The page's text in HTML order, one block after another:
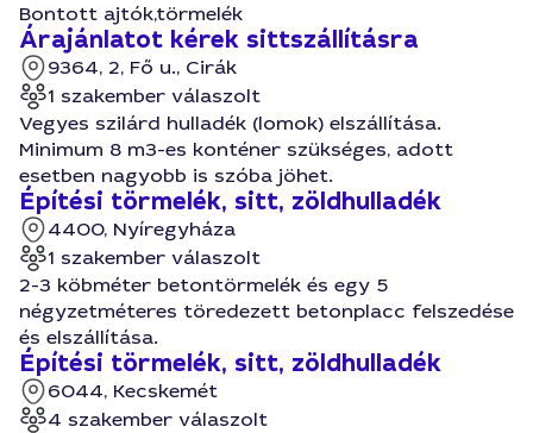
Bontott ajtók,törmelék
Árajánlatot kérek sittszállításra
9364, 2, Fő u., Cirák
1 szakember válaszolt
Vegyes szilárd hulladék (lomok) elszállítása.
Minimum 8 m3-es konténer szükséges, adott
esetben nagyobb is szóba jöhet.
Építési törmelék, sitt, zöldhulladék
4400, Nyíregyháza
1 szakember válaszolt
2-3 köbméter betontörmelék és egy 5
négyzetméteres töredezett betonplacc felszedése
és elszállítása.
Építési törmelék, sitt, zöldhulladék
6044, Kecskemét
4 szakember válaszolt